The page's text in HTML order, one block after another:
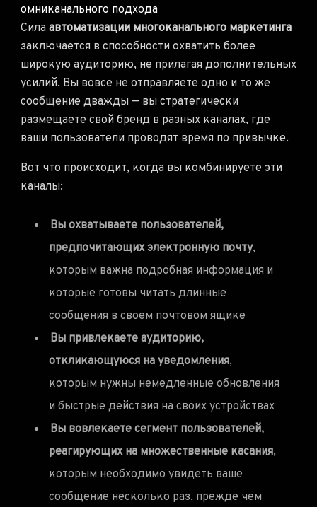
омниканального подхода
Сила автоматизации многоканального маркетинга
заключается в способности охватить более
широкую аудиторию, не прилагая дополнительных
усилий. Вы вовсе не отправляете одно и то же
сообщение дважды — вы стратегически
размещаете свой бренд в разных каналах, где
ваши пользователи проводят время по привычке.
Вот что происходит, когда вы комбинируете эти
каналы:
Вы охватываете пользователей,
предпочитающих электронную почту,
которым важна подробная информация и
которые готовы читать длинные
сообщения в своем почтовом ящике
Вы привлекаете аудиторию,
откликающуюся на уведомления,
которым нужны немедленные обновления
и быстрые действия на своих устройствах
Вы вовлекаете сегмент пользователей,
реагирующих на множественные касания,
которым необходимо увидеть ваше
сообщение несколько раз, прежде чем